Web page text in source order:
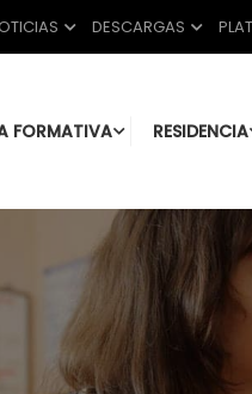
DESCARGAS
FORMATIVA RESIDENCIA